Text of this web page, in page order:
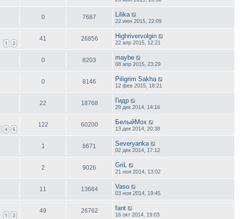
0 7687 Lilika
22 июн 2015, 22:09
1 2
41 26856 Highrivervolgin
22 апр 2015, 12:21
0 8203 maybe
08 апр 2015, 23:29
0 8146 Piligrim Sakha
12 фев 2015, 18:21
22 18768 Гидр
29 дек 2014, 14:16
4 5
122 60200 БелыйМох
13 дек 2014, 20:38
1 8671 Severyanka
02 дек 2014, 17:12
2 9026 GriL
21 ноя 2014, 13:02
11 13664 Vaso
03 ноя 2014, 19:45
1 2
49 26762 fant
16 окт 2014, 19:03